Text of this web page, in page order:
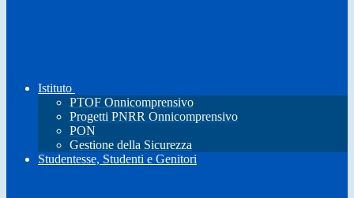
Istituto
PTOF Onnicomprensivo
Progetti PNRR Onnicomprensivo
PON
Gestione della Sicurezza
Studentesse, Studenti e Genitori